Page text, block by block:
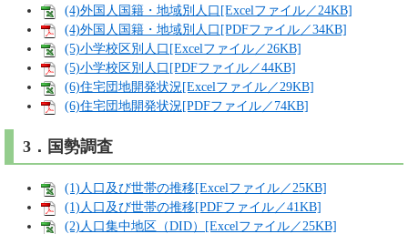
(4)外国人国籍・地域別人口[Excelファイル／24KB]
(4)外国人国籍・地域別人口[PDFファイル／34KB]
(5)小学校区別人口[Excelファイル／26KB]
(5)小学校区別人口[PDFファイル／44KB]
(6)住宅団地開発状況[Excelファイル／29KB]
(6)住宅団地開発状況[PDFファイル／74KB]
3．国勢調査
(1)人口及び世帯の推移[Excelファイル／25KB]
(1)人口及び世帯の推移[PDFファイル／41KB]
(2)人口集中地区（DID）[Excelファイル／25KB]